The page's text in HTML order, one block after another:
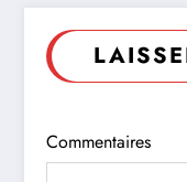
Commentaires